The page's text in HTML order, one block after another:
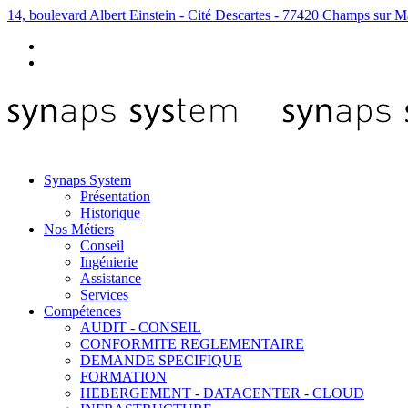
14, boulevard Albert Einstein - Cité Descartes - 77420 Champs sur
Synaps System
Présentation
Historique
Nos Métiers
Conseil
Ingénierie
Assistance
Services
Compétences
AUDIT - CONSEIL
CONFORMITE REGLEMENTAIRE
DEMANDE SPECIFIQUE
FORMATION
HEBERGEMENT - DATACENTER - CLOUD